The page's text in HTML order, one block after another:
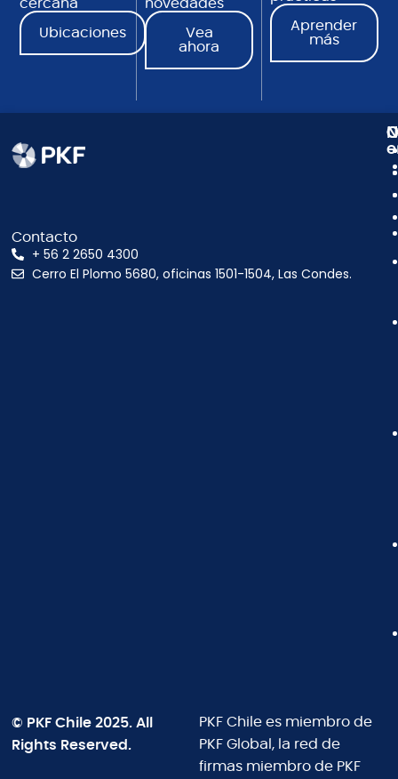
Ubicaciones
Vea
ahora
Aprender
más
Contacto
+ 56 2 2650 4300
Cerro El Plomo 5680, oficinas 1501-1504, Las Condes.
© PKF Chile 2025. All
Rights Reserved.
PKF Chile es miembro de
PKF Global, la red de
firmas miembro de PKF